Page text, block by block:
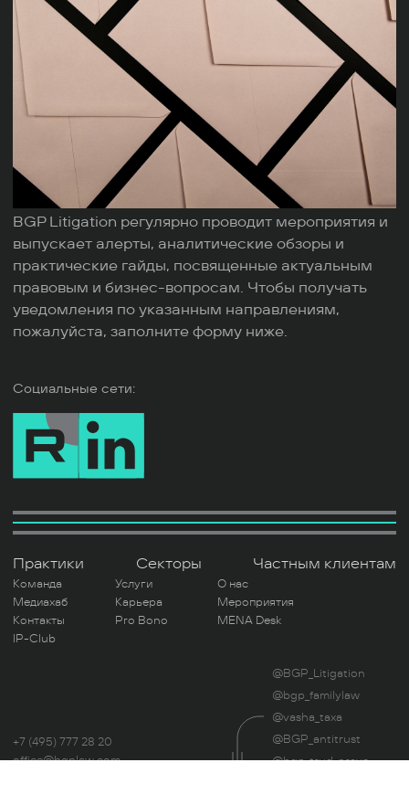
BGP Litigation регулярно проводит мероприятия и
выпускает алерты, аналитические обзоры и
практические гайды, посвященные актуальным
правовым и бизнес-вопросам. Чтобы получать
уведомления по указанным направлениям,
пожалуйста, заполните форму ниже.
Социальные сети:
Практики Секторы Частным клиентам
Команда Услуги
О нас
Медиахаб
Карьера
Мероприятия
Контакты
Pro Bono
MENA Desk
IP-Club
+7 (495) 777 28 20
office@bgplaw.com
@BGP_Litigation
@bgp_familylaw
@vasha_taxa
@BGP_antitrust
@bgp_trud_pravo